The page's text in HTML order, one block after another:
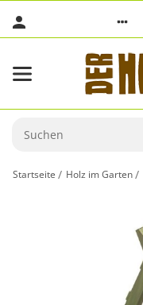
Startseite Holz im Garten